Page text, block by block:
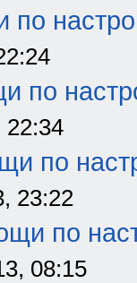
по
22:34
по
23:22
по
08:15